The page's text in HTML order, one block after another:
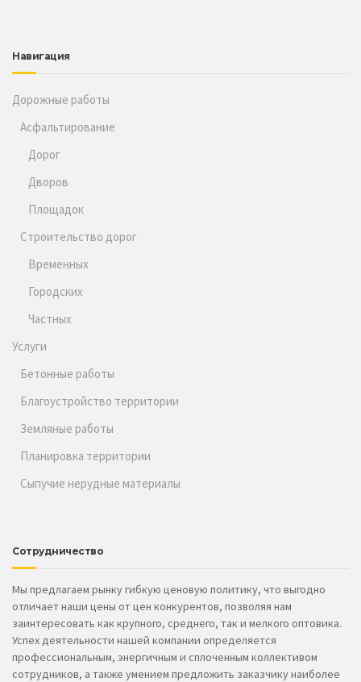
Навигация
Дорожные работы
Асфальтирование
Дорог
Дворов
Площадок
Строительство дорог
Временных
Городских
Частных
Услуги
Бетонные работы
Благоустройство территории
Земляные работы
Планировка территории
Сыпучие нерудные материалы
Сотрудничество
Мы предлагаем рынку гибкую ценовую политику, что выгодно
отличает наши цены от цен конкурентов, позволяя нам
заинтересовать как крупного, среднего, так и мелкого оптовика.
Успех деятельности нашей компании определяется
профессиональным, энергичным и сплоченным коллективом
сотрудников, а также умением предложить заказчику наиболее